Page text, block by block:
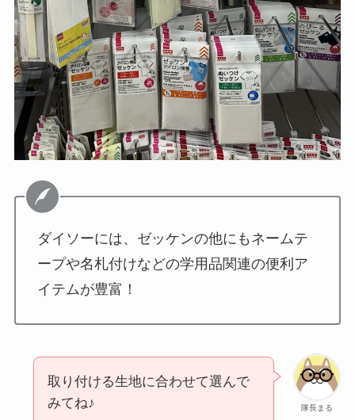
ダイソーには、ゼッケンの他にもネームテ
ープや名札付けなどの学用品関連の便利ア
イテムが豊富！
隊長まる
取り付ける生地に合わせて選んで
みてね♪